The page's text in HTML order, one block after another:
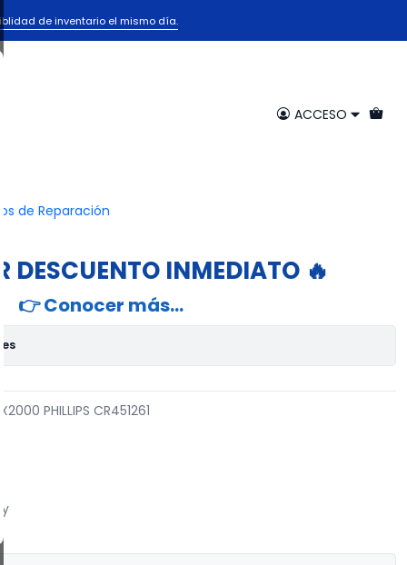
ACCESO
de Reparación
de inventario el mismo día.
PHILIPS ANTG. TX2000
DESCUENTO INMEDIATO 🔥
👉 Conocer más…
PHILLIPS CR451261
y